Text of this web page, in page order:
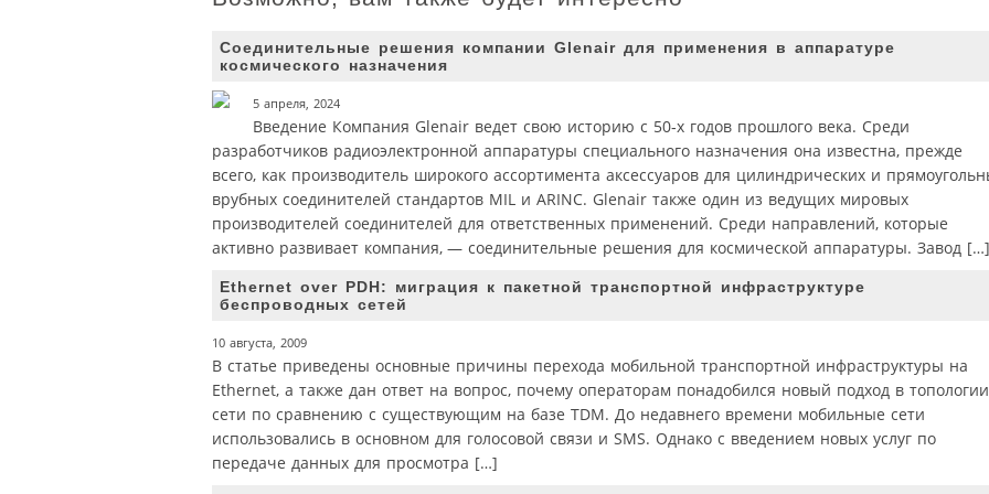
Соединительные решения компании Glenair для применения в аппаратуре
космического назначения
5 апреля, 2024
Введение Компания Glenair ведет свою историю с 50‑х годов прошлого века. Среди
разработчиков радиоэлектронной аппаратуры специального назначения она известна, прежде
всего, как производитель широкого ассортимента аксессуаров для цилиндрических и
врубных соединителей стандартов MIL и ARINC. Glenair также один из ведущих мировых
производителей соединителей для ответственных применений. Среди направлений, которые
активно развивает компания, — соединительные решения для космической аппаратуры. Завод […]
Ethernet over PDH: миграция к пакетной транспортной инфраструктуре
беспроводных сетей
10 августа, 2009
В статье приведены основные причины перехода мобильной транспортной инфраструктуры на
Ethernet, а также дан ответ на вопрос, почему операторам понадобился новый подход в топологии
сети по сравнению с существующим на базе TDM. До недавнего времени мобильные сети
использовались в основном для голосовой связи и SMS. Однако с введением новых услуг по
передаче данных для просмотра […]